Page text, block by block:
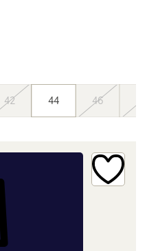
42 44 46